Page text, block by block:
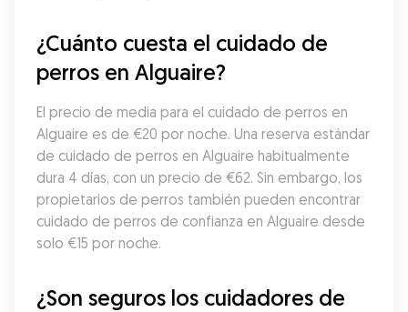
¿Cuánto cuesta el cuidado de
perros en Alguaire?
El precio de media para el cuidado de perros en
Alguaire es de €20 por noche. Una reserva estándar
de cuidado de perros en Alguaire habitualmente
dura 4 días, con un precio de €62. Sin embargo, los
propietarios de perros también pueden encontrar
cuidado de perros de confianza en Alguaire desde
solo €15 por noche.
¿Son seguros los cuidadores de